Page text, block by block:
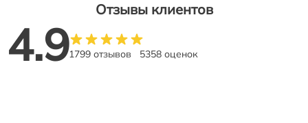
Отзывы клиентов
4.91799 отзывов 5358 оценок